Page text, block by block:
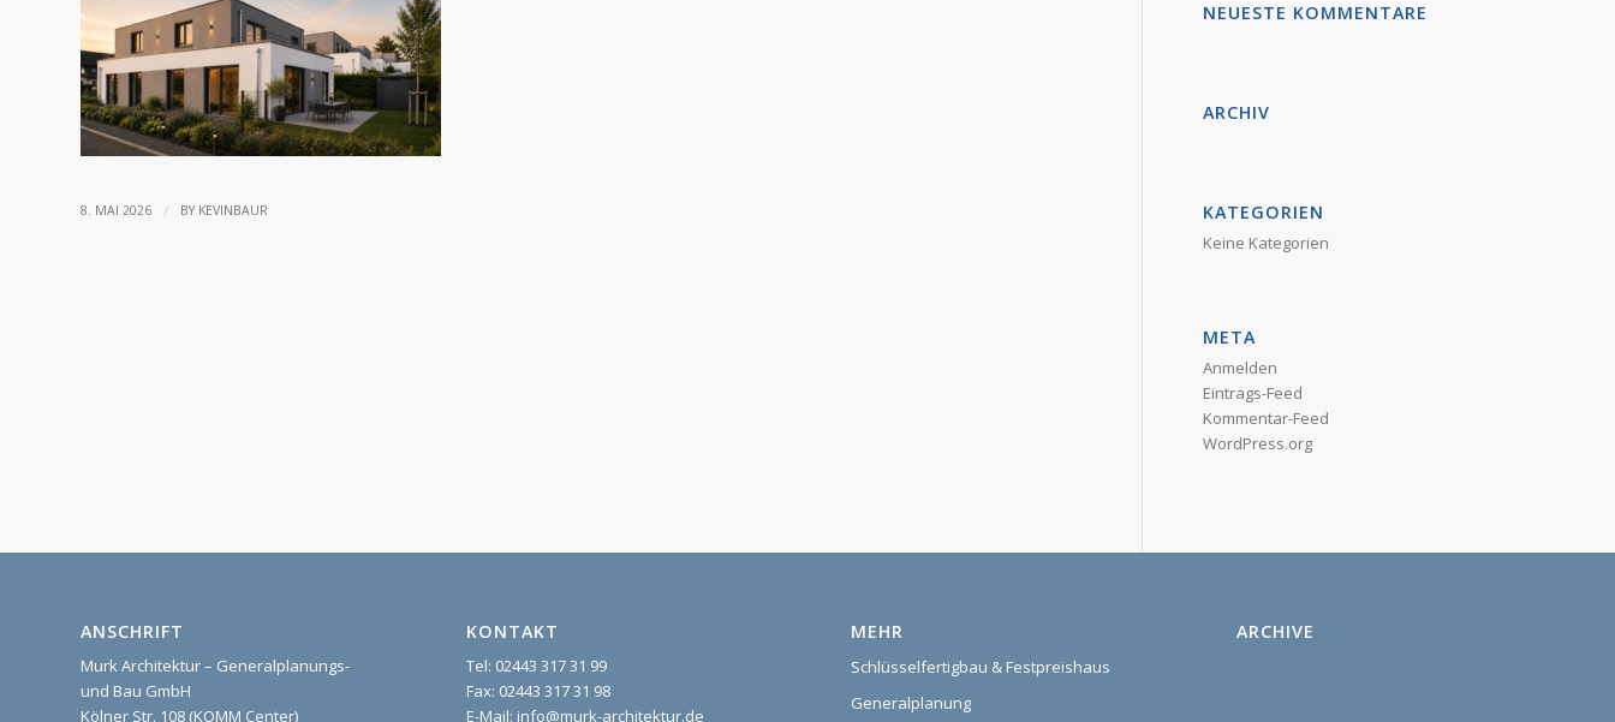
8. MAI 2026 / BY KEVINBAUR
NEUESTE KOMMENTARE
ARCHIV
KATEGORIEN
Keine Kategorien
META
Anmelden
Eintrags-Feed
Kommentar-Feed
WordPress.org
ANSCHRIFT
Murk Architektur – Generalplanungs-
und Bau GmbH
Kölner Str. 108 (KOMM Center)
KONTAKT
Tel: 02443 317 31 99
Fax: 02443 317 31 98
E-Mail: info@murk-architektur.de
MEHR
Schlüsselfertigbau & Festpreishaus
Generalplanung
ARCHIVE